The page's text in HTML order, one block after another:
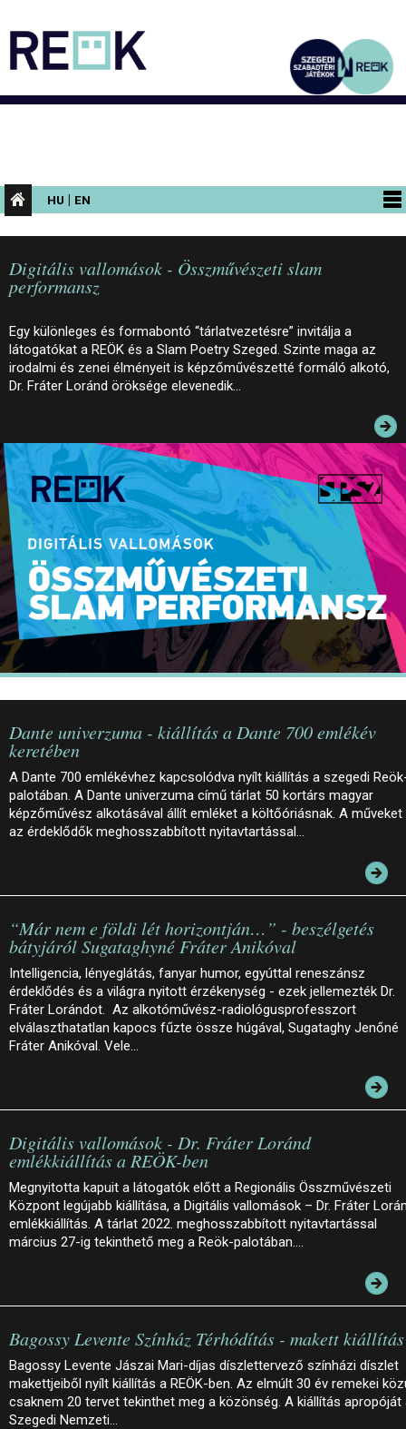
HU | EN
PROGRAMOK
KIÁLLÍTÁSOK
INFORMÁCIÓK
KONFERENCIA
ELÉRHETŐSÉG
PALOTASÉTÁK ÉS VEZETÉSEK
KÖZÉRDEKŰ ADATOK
Digitális vallomások - Összművészeti slam
performansz
Egy különleges és formabontó “tárlatvezetésre” invitálja a
látogatókat a REÖK és a Slam Poetry Szeged. Szinte maga az
irodalmi és zenei élményeit is képzőművészetté formáló alkotó,
Dr. Fráter Loránd öröksége elevenedik…
Dante univerzuma - kiállítás a Dante 700 emlékév
keretében
A Dante 700 emlékévhez kapcsolódva nyílt kiállítás a szegedi
palotában. A Dante univerzuma című tárlat 50 kortárs magyar
képzőművész alkotásával állít emléket a költőóriásnak. A műveket
az érdeklődők meghosszabbított nyitavtartással…
“Már nem e földi lét horizontján…” - beszélgetés
bátyjáról Sugataghyné Fráter Anikóval
Intelligencia, lényeglátás, fanyar humor, egyúttal reneszánsz
érdeklődés és a világra nyitott érzékenység - ezek jellemezték Dr.
Fráter Lorándot. Az alkotóművész-radiológusprofesszort
elválaszthatatlan kapocs fűzte össze húgával, Sugataghy Jenőné
Fráter Anikóval. Vele…
Digitális vallomások - Dr. Fráter Loránd
emlékkiállítás a REÖK-ben
Megnyitotta kapuit a látogatók előtt a Regionális Összművészeti
Központ legújabb kiállítása, a Digitális vallomások – Dr. Fráter
emlékkiállítás. A tárlat 2022. meghosszabbított nyitavtartással
március 27-ig tekinthető meg a Reök-palotában.…
Bagossy Levente Színház Térhódítás - makett kiállítás
Bagossy Levente Jászai Mari-díjas díszlettervező színházi díszlet
makettjeiből nyílt kiállítás a REÖK-ben. Az elmúlt 30 év remekei
csaknem 20 tervet tekinthet meg a közönség. A kiállítás apropóját
Szegedi Nemzeti…